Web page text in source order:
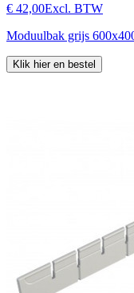
€ 42,00Excl. BTW
Moduulbak grijs
Klik hier en bestel